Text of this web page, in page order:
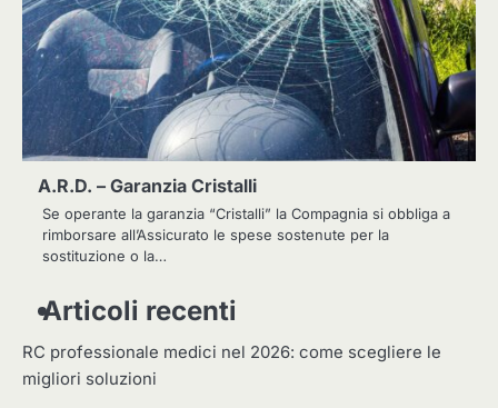
A.R.D. – Garanzia Cristalli
Se operante la garanzia “Cristalli” la Compagnia si obbliga a
rimborsare all’Assicurato le spese sostenute per la
sostituzione o la…
Articoli recenti
RC professionale medici nel 2026: come scegliere le
migliori soluzioni